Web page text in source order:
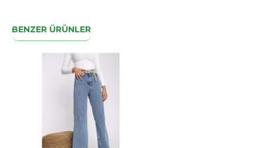
BENZER ÜRÜNLER